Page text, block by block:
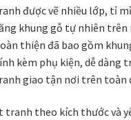
cấpTranh tặng tân gia
tườngƯU ĐÃIVận
được vẽ nhiều lớp, tỉ
khung gỗ tự nhiên trên
thiện đã bao gồm
kèm phụ kiện, dễ dàng
giao tận nơi trên toàn
tranh theo kích thước và